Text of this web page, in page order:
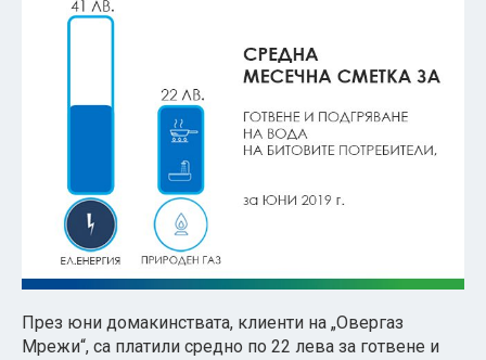
През юни домакинствата, клиенти на „Овергаз
Мрежи“, са платили средно по 22 лева за готвене и